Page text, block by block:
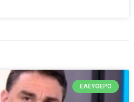
ΕΛΕΎΘΕΡΟ